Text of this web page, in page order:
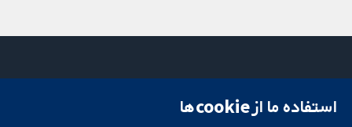
میدان کاوندیش
استفاده ما از cookie‌ها